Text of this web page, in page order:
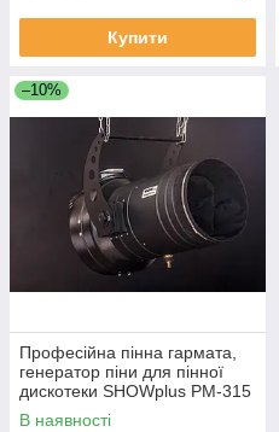
Купити
–10%
Професійна пінна гармата,
генератор піни для пінної
дискотеки SHOWplus PM-315
Pro
В наявності